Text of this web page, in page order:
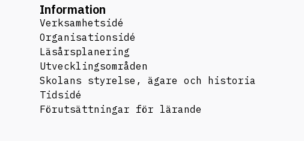
Information
Verksamhetsidé
Organisationsidé
Läsårsplanering
Utvecklingsområden
Skolans styrelse, ägare och historia
Tidsidé
Förutsättningar för lärande